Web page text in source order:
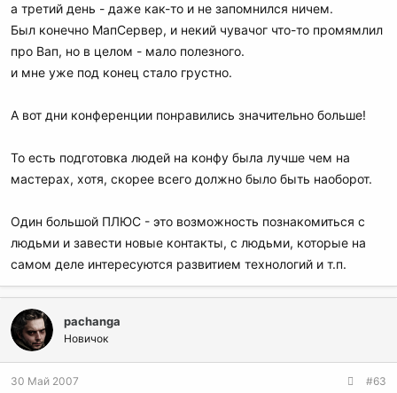
а третий день - даже как-то и не запомнился ничем.
Был конечно МапСервер, и некий чувачог что-то промямлил
про Вап, но в целом - мало полезного.
и мне уже под конец стало грустно.
А вот дни конференции понравились значительно больше!
То есть подготовка людей на конфу была лучше чем на
мастерах, хотя, скорее всего должно было быть наоборот.
Один большой ПЛЮС - это возможность познакомиться с
людьми и завести новые контакты, с людьми, которые на
самом деле интересуются развитием технологий и т.п.
pachanga
Новичок
30 Май 2007 #63